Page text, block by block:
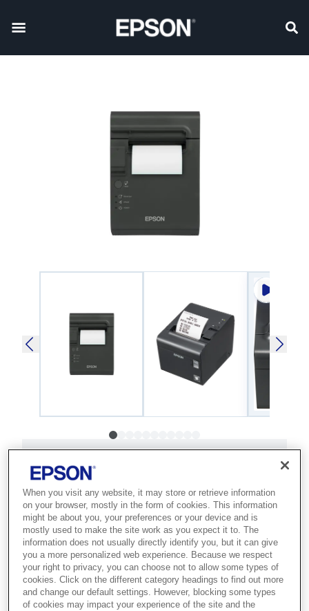
TM-L90LF (682): Serial,
built-in USB, PS, EDG,
Liner-free
Best for retailers and food service
operators who need versatile liner-free
label and receipt printing.
When you visit any website, it may store or retrieve information
on your browser, mostly in the form of cookies. This information
might be about you, your preferences or your device and is
mostly used to make the site work as you expect it to. The
information does not usually directly identify you, but it can give
you a more personalized web experience. Because we respect
your right to privacy, you can choose not to allow some types of
cookies. Click on the different category headings to find out more
and change our default settings. However, blocking some types
of cookies may impact your experience of the site and the